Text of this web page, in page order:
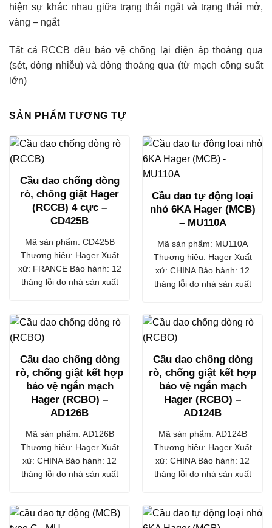
hiện sự khác nhau giữa trạng thái ngắt và trạng thái mở,
vàng – ngắt
Tất cả RCCB đều bảo vệ chống lại điện áp thoáng qua
(sét, dòng nhiễu) và dòng thoáng qua (từ mạch công suất
lớn)
SẢN PHẨM TƯƠNG TỰ
Cầu dao chống dòng
rò, chống giật Hager
(RCCB) 4 cực –
CD425B
Mã sản phẩm: CD425B
Thương hiệu: Hager Xuất
xứ: FRANCE Bảo hành: 12
tháng lỗi do nhà sản xuất
Cầu dao tự động loại
nhỏ 6KA Hager (MCB)
– MU110A
Mã sản phẩm: MU110A
Thương hiệu: Hager Xuất
xứ: CHINA Bảo hành: 12
tháng lỗi do nhà sản xuất
Cầu dao chống dòng
rò, chống giật kết hợp
bảo vệ ngắn mạch
Hager (RCBO) –
AD126B
Mã sản phẩm: AD126B
Thương hiệu: Hager Xuất
xứ: CHINA Bảo hành: 12
tháng lỗi do nhà sản xuất
Cầu dao chống dòng
rò, chống giật kết hợp
bảo vệ ngắn mạch
Hager (RCBO) –
AD124B
Mã sản phẩm: AD124B
Thương hiệu: Hager Xuất
xứ: CHINA Bảo hành: 12
tháng lỗi do nhà sản xuất